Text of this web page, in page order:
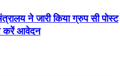
ने जारी किया ग्रुप सी पोस्ट
करें आवेदन